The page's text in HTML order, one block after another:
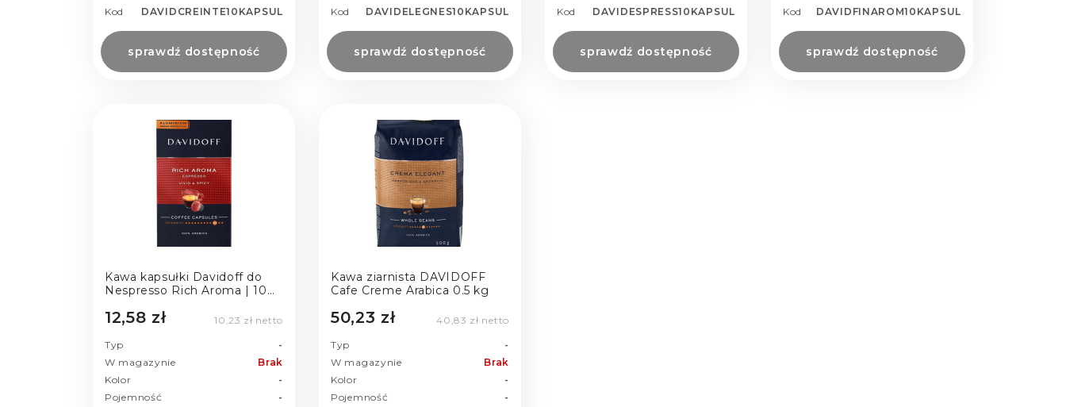
Kod
DAVIDCREINTE10KAPSUL
sprawdź dostępność
Kod
DAVIDELEGNES10KAPSUL
sprawdź dostępność
Kod
DAVIDESPRESS10KAPSUL
sprawdź dostępność
Kod
DAVIDFINAROM10KAPSUL
sprawdź dostępność
Kawa kapsułki Davidoff do
Nespresso Rich Aroma | 10
12,58 zł 10,23 zł netto
Typ
-
W magazynie
Brak
Kolor
-
Pojemność
-
Kawa ziarnista DAVIDOFF
Cafe Creme Arabica 0.5 kg
50,23 zł 40,83 zł netto
Typ
-
W magazynie
Brak
Kolor
-
Pojemność
-